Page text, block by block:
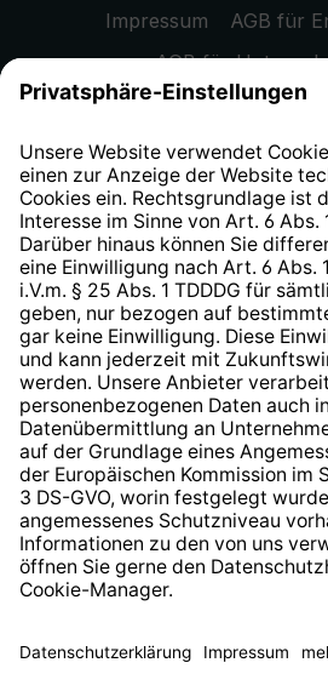
Impressum
AGB für
AGB für
Datenschutzhinweis
Widerrufsrecht
* Alle Preise inkl. gesetzl.
anders